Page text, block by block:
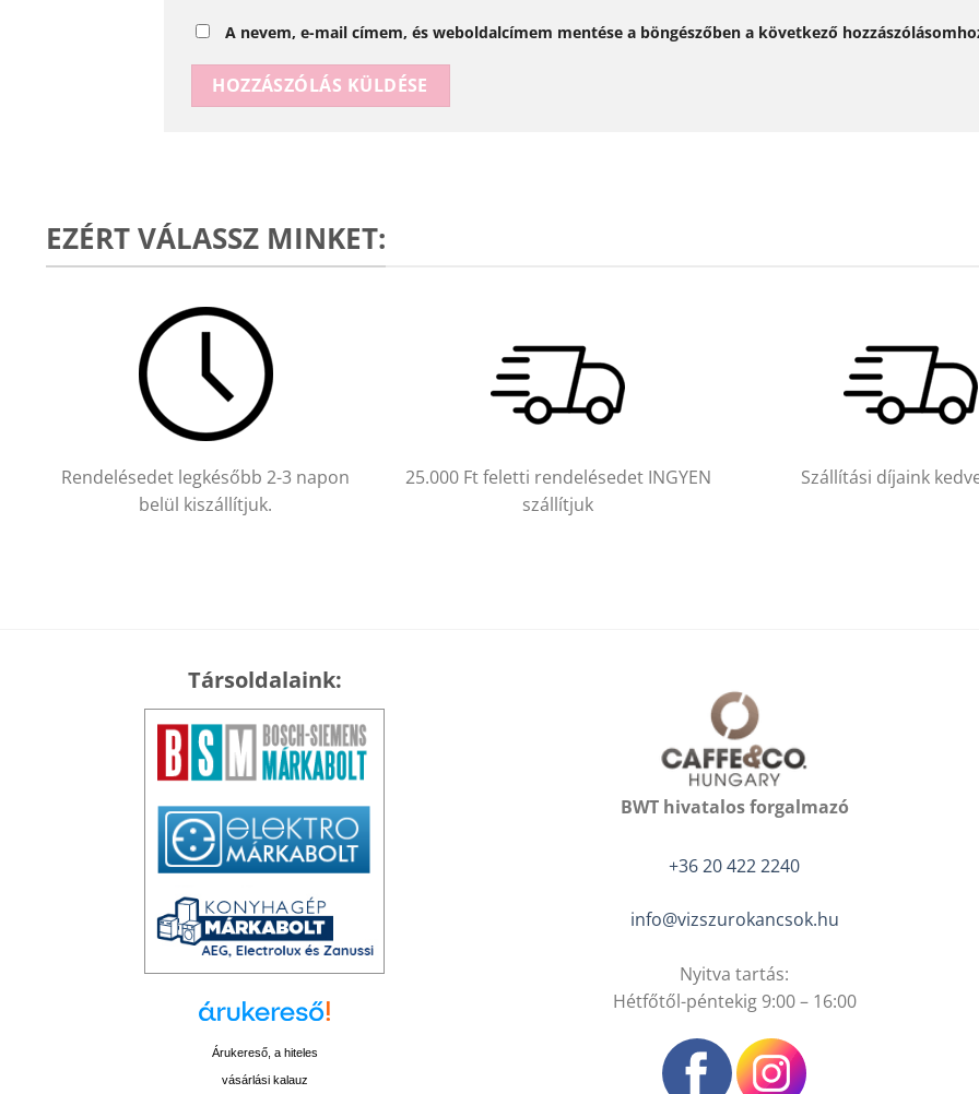
A nevem, e-mail címem, és weboldalcímem mentése a böngészőben a következő
EZÉRT VÁLASSZ MINKET:
Rendelésedet legkésőbb 2-3 napon
belül kiszállítjuk.
25.000 Ft feletti rendelésedet INGYEN
szállítjuk
Szállítási díjaink
Társoldalaink:
Árukereső, a hiteles
vásárlási kalauz
BWT hivatalos forgalmazó
+36 20 422 2240
info@vizszurokancsok.hu
Nyitva tartás:
Hétfőtől-péntekig 9:00 – 16:00